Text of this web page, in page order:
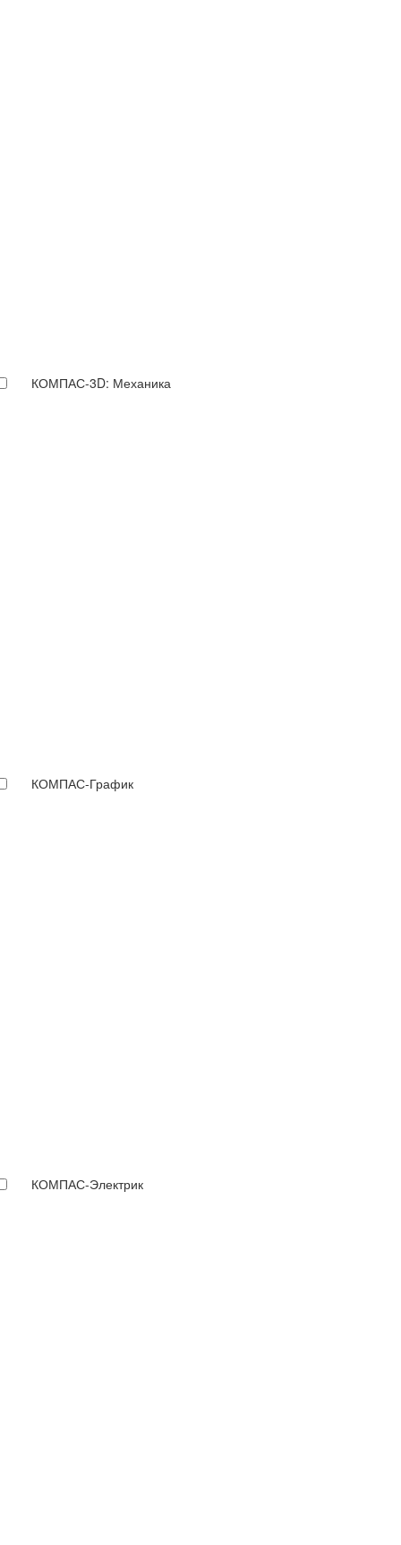
КОМПАС-3D: Механика
КОМПАС-График
КОМПАС-Электрик